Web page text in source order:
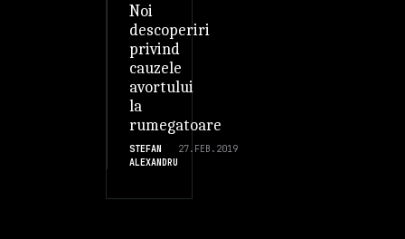
Noi
descoperiri
privind
cauzele
avortului
la
rumegatoare
STEFAN
ALEXANDRU
27.FEB.2019